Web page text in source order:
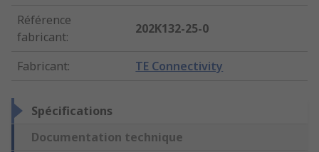
Référence
fabricant:
202K132-25-0
Fabricant: TE Connectivity
Spécifications
Documentation technique